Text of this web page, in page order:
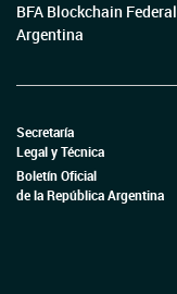
BFA Blockchain Federal
Argentina
Secretaría
Legal y Técnica
Boletín Oficial
de la República Argentina